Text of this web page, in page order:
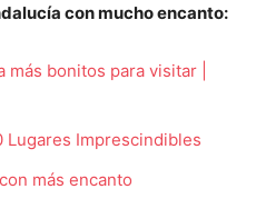
con mucho encanto:
más bonitos para visitar |
Lugares Imprescindibles
más encanto